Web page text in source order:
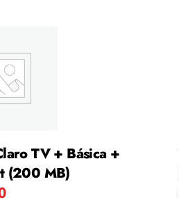
TV + Básica +
(200 MB)